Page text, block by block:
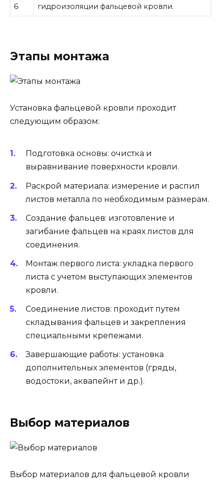
6
гидроизоляции фальцевой кровли.
Этапы монтажа
Установка фальцевой кровли проходит
следующим образом:
Подготовка основы: очистка и
выравнивание поверхности кровли.
Раскрой материала: измерение и распил
листов металла по необходимым размерам.
Создание фальцев: изготовление и
загибание фальцев на краях листов для
соединения.
Монтаж первого листа: укладка первого
листа с учетом выступающих элементов
кровли.
Соединение листов: проходит путем
складывания фальцев и закрепления
специальными крепежами.
Завершающие работы: установка
дополнительных элементов (гряды,
водостоки, аквапейнт и др.).
Выбор материалов
Выбор материалов для фальцевой кровли